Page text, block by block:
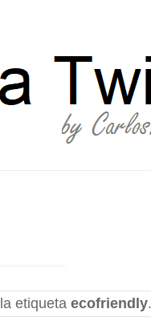
etiquetaecofriendly.